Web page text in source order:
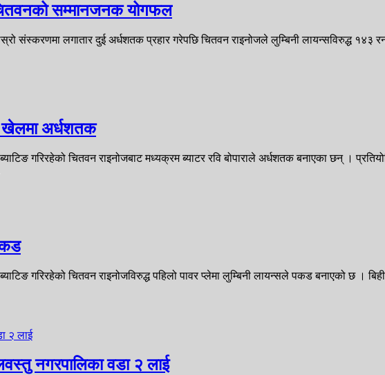
चितवनको सम्मानजनक योगफल
संस्करणमा लगातार दुई अर्धशतक प्रहार गरेपछि चितवन राइनोजले लुम्बिनी लायन्सविरुद्ध १४३
खेलमा अर्धशतक
गरिरहेको चितवन राइनोजबाट मध्यक्रम ब्याटर रवि बोपाराले अर्धशतक बनाएका छन् ।
गरिरहेको चितवन राइनोजविरुद्ध पहिलो पावर प्लेमा लुम्बिनी लायन्सले पकड बनाएको छ ।
नगरपालिका वडा २ लाई